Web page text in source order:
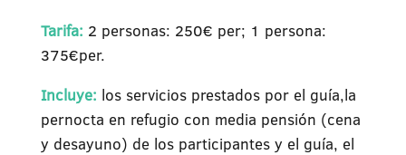
Tarifa: 2 personas: 250€ per; 1 persona:
375€per.
Incluye: los servicios prestados por el guía,la
pernocta en refugio con media pensión (cena
y desayuno) de los participantes y el guía, el